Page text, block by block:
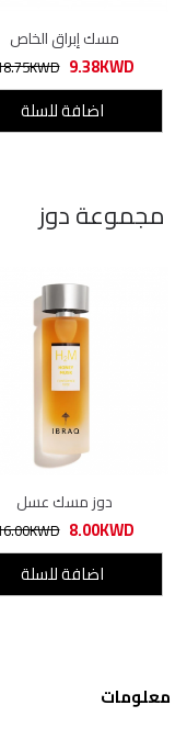
مسك إبراق الخاص
18.75KWD 9.38KWD
اضافة للسلة
مجموعة دوز
دوز مسك عسل
16.00KWD 8.00KWD
اضافة للسلة
معلومات